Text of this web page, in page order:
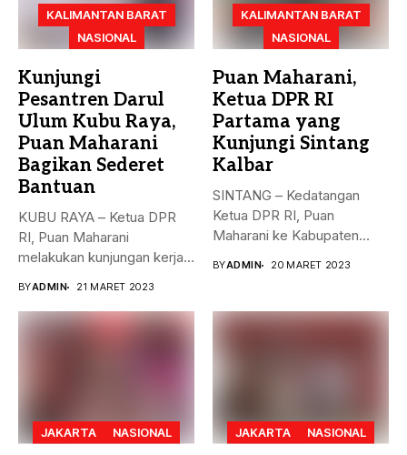
KALIMANTAN BARAT
NASIONAL
Kunjungi
Pesantren Darul
Ulum Kubu Raya,
Puan Maharani
Bagikan Sederet
Bantuan
KUBU RAYA – Ketua DPR
RI, Puan Maharani
melakukan kunjungan kerja
BYADMIN 21 MARET 2023
KALIMANTAN BARAT
NASIONAL
Puan Maharani,
Ketua DPR RI
Partama yang
Kunjungi Sintang
Kalbar
SINTANG – Kedatangan
Ketua DPR RI, Puan
Maharani ke Kabupaten
BYADMIN 20 MARET 2023
JAKARTA NASIONAL JAKARTA NASIONAL